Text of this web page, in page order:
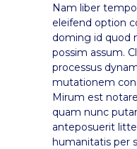
Nam liber
eleifend option
doming id quod
possim assum.
processus
mutationem
Mirum est
quam nunc
anteposuerit
humanitatis per